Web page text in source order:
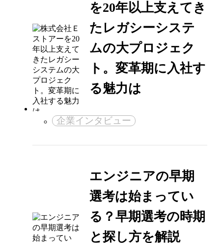
を20年以上支えてき
たレガシーシステ
ムの大プロジェク
ト。変革期に入社す
る魅力は
企業インタビュー
エンジニアの早期
選考は始まってい
る？早期選考の時期
と探し方を解説